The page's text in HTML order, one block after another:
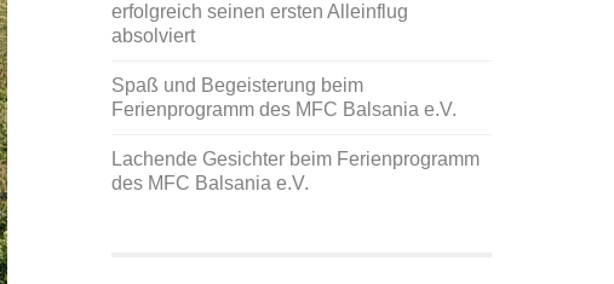
erfolgreich seinen ersten Alleinflug
absolviert
Spaß und Begeisterung beim
Ferienprogramm des MFC Balsania e.V.
Lachende Gesichter beim Ferienprogramm
des MFC Balsania e.V.